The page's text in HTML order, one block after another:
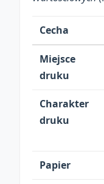
Cecha
Miejsce
druku
Charakter
druku
Papier